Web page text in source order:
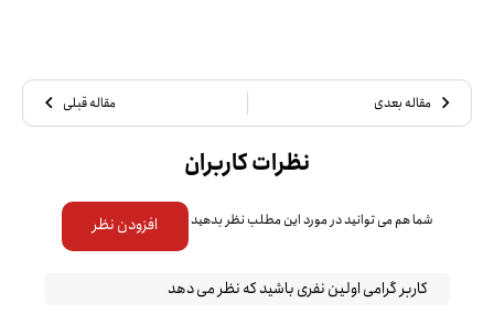
مقاله بعدی مقاله قبلی
نظرات کاربران
شما هم می توانید در مورد این مطلب نظر بدهید افزودن نظر
کاربر گرامی اولین نفری باشید که نظر می دهد